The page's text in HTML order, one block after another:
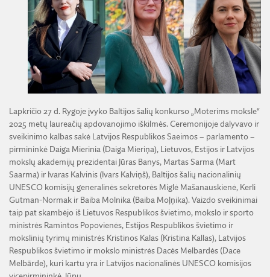
VIRTUALI LMA
TECHNIKOS MOKSLŲ SKYRIUS
JAUNOJI AKADEMIJA
SKYRIAI IR PADALINIAI
PAREIGYBIŲ APRAŠYMAS IR ATLIEKAMOS FUNKCIJOS
ŠVIESAUS ATMINIMO LMA NARIAI
BENDRADARBIAVIMO SUTARTYS
MOKSLININKO ETIKOS KODEKSAS
KORUPCIJOS PREVENCIJA
PRANEŠĖJŲ APSAUGA
NUORODOS
BENDRADARBIAVIMAS SU REGIONAIS
LMA IR AKADEMIKAI ŽINIASKLAIDOJE
PASLAUGOS
ES SF PARAMA LMA
FINANSŲ KONTROLĖS TAISYKLĖS
ŪKIO SUBJEKTŲ PRIEŽIŪRA
TARNYBINIAI LENGVIEJI AUTOMOBILIAI
LĖŠOS VEIKLAI VIEŠINTI
Lapkričio 27 d. Rygoje įvyko Baltijos šalių konkurso „Moterims moksle“
2025 metų laureačių apdovanojimo iškilmės. Ceremonijoje dalyvavo ir
sveikinimo kalbas sakė Latvijos Respublikos Saeimos – parlamento –
pirmininkė Daiga Mierinia (Daiga Mieriņa), Lietuvos, Estijos ir Latvijos
mokslų akademijų prezidentai Jūras Banys, Martas Sarma (Mart
Saarma) ir Ivaras Kalvinis (Ivars Kalviņš), Baltijos šalių nacionalinių
UNESCO komisijų generalinės sekretorės Miglė Mašanauskienė, Kerli
Gutman-Normak ir Baiba Molnika (Baiba Moļņika). Vaizdo sveikinimai
taip pat skambėjo iš Lietuvos Respublikos švietimo, mokslo ir sporto
ministrės Ramintos Popovienės, Estijos Respublikos švietimo ir
mokslinių tyrimų ministrės Kristinos Kalas (Kristina Kallas), Latvijos
Respublikos švietimo ir mokslo ministrės Dacės Melbardės (Dace
Melbārde), kuri kartu yra ir Latvijos nacionalinės UNESCO komisijos